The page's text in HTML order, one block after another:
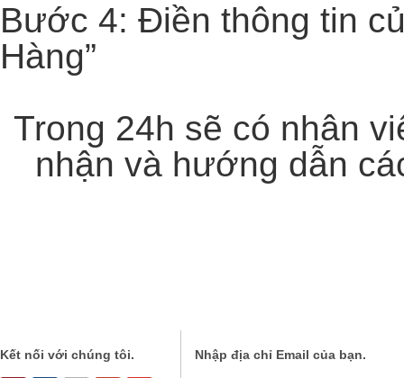
Bước 4: Điền thông tin
Hàng”
Trong 24h sẽ có nhân
nhận và hướng dẫn
Kết nối với chúng tôi. Nhập địa chỉ Email của bạn.